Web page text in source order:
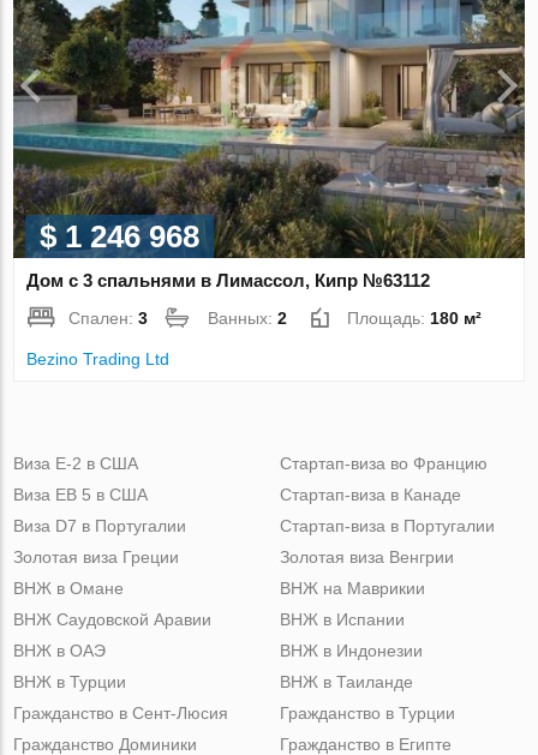
$ 1 246 968
Дом с 3 спальнями в Лимассол, Кипр №63112
Спален:3 Ванных:2 Площадь: 180 м²
Bezino Trading Ltd
Виза Е-2 в США
Виза ЕВ 5 в США
Виза D7 в Португалии
Золотая виза Греции
Стартап-виза во Францию
Стартап-виза в Канаде
Стартап-виза в Португалии
Золотая виза Венгрии
ВНЖ в Омане
ВНЖ Саудовской Аравии
ВНЖ в ОАЭ
ВНЖ в Турции
ВНЖ на Маврикии
ВНЖ в Испании
ВНЖ в Индонезии
ВНЖ в Таиланде
Гражданство в Сент-Люсия
Гражданство Доминики
Гражданство в Турции
Гражданство в Египте